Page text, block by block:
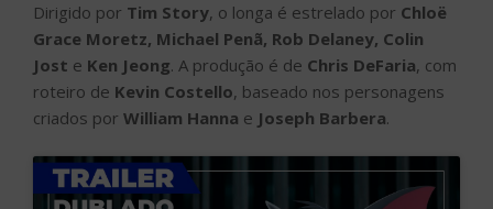
Dirigido por Tim Story, o longa é estrelado por Chloë
Grace Moretz, Michael Penã, Rob Delaney, Colin
Jost e Ken Jeong. A produção é de Chris DeFaria, com
roteiro de Kevin Costello, baseado nos personagens
criados por William Hanna e Joseph Barbera.